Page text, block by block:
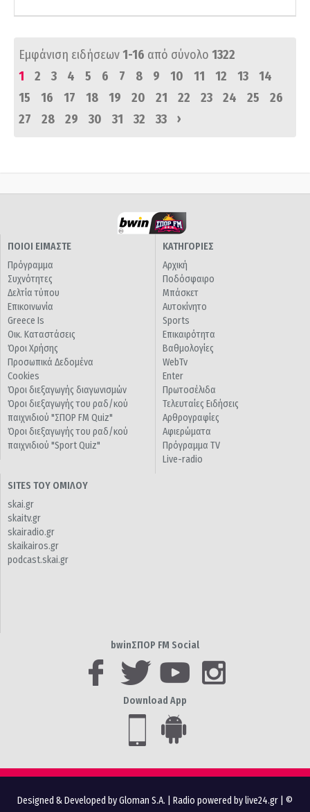
Εμφάνιση ειδήσεων1-16 από σύνολο 1322
1
2 3 4 5 6 7 8 9 10 11 12 13
14
15
16 17 18 19 20 21 22 23 24 25
26
27
28 29 30 31 32 33 ›
ΠΟΙΟΙ ΕΙΜΑΣΤΕ
Πρόγραμμα
Συχνότητες
Δελτία τύπου
Επικοινωνία
Greece Is
Οικ. Καταστάσεις
Όροι Χρήσης
Προσωπικά Δεδομένα
Cookies
Όροι διεξαγωγής διαγωνισμών
Όροι διεξαγωγής του ραδ/κού
παιχνιδιού "ΣΠΟΡ FM Quiz"
Όροι διεξαγωγής του ραδ/κού
παιχνιδιού "Sport Quiz"
ΚΑΤΗΓΟΡΙΕΣ
Αρχική
Ποδόσφαιρο
Μπάσκετ
Αυτοκίνητο
Sports
Επικαιρότητα
Βαθμολογίες
WebTv
Enter
Πρωτοσέλιδα
Τελευταίες Ειδήσεις
Αρθρογραφίες
Αφιερώματα
Πρόγραμμα TV
Live-radio
SITES ΤΟΥ ΟΜΙΛΟΥ
skai.gr
skaitv.gr
skairadio.gr
skaikairos.gr
podcast.skai.gr
bwinΣΠΟΡ FM Social
Download App
Designed & Developed by Gloman S.A. Radio powered by live24.gr | ©